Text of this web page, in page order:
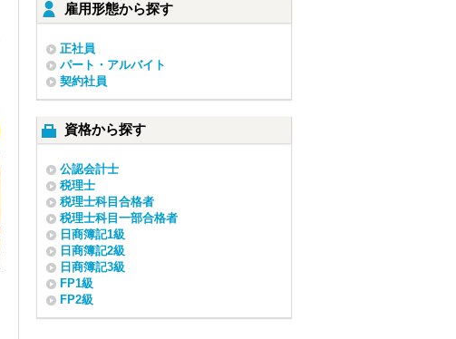
雇用形態から探す
正社員
パート・アルバイト
契約社員
資格から探す
公認会計士
税理士
税理士科目合格者
税理士科目一部合格者
日商簿記1級
日商簿記2級
日商簿記3級
FP1級
FP2級